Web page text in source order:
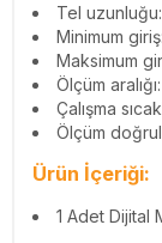
Tel
Minimum
Maksimum
Ölçüm
Çalışma
Ölçüm
Ürün İçeriği:
1 Adet Dijital